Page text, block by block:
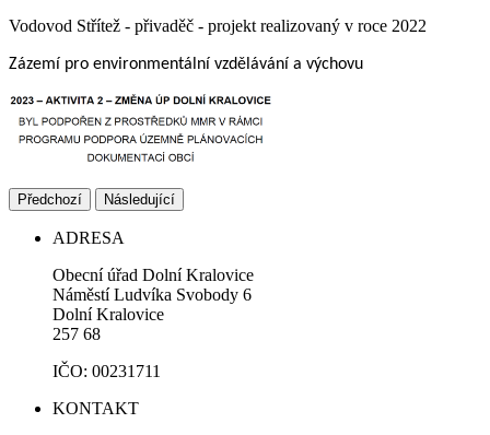
Vodovod Střítež - přivaděč - projekt realizovaný v roce 2022
Zázemí pro environmentální vzdělávání a výchovu
Předchozí Následující
ADRESA
Obecní úřad Dolní Kralovice
Náměstí Ludvíka Svobody 6
Dolní Kralovice
257 68
IČO: 00231711
KONTAKT